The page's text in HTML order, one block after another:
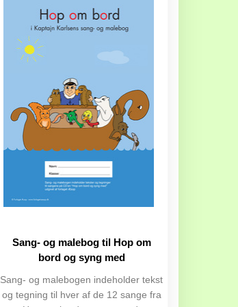
Sang- og malebog til Hop om
bord og syng med
Sang- og malebogen indeholder tekst
og tegning til hver af de 12 sange fra